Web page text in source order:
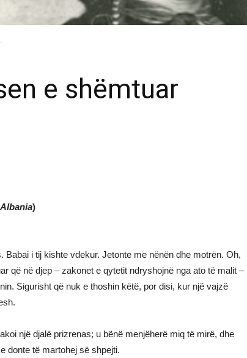
e shëmtuar
)
Babai i tij kishte vdekur. Jetonte me nënën dhe motrën. Oh,
që në djep – zakonet e qytetit ndryshojnë nga ato të malit –
Sigurisht që nuk e thoshin këtë, por disi, kur një vajzë
një djalë prizrenas; u bënë menjëherë miq të mirë, dhe
donte të martohej së shpejti.